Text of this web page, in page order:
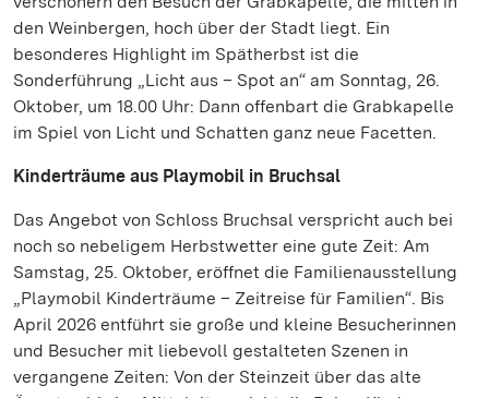
den Weinbergen, hoch über der Stadt liegt. Ein
besonderes Highlight im Spätherbst ist die
Sonderführung „Licht aus – Spot an“ am Sonntag, 26.
Oktober, um 18.00 Uhr: Dann offenbart die Grabkapelle
im Spiel von Licht und Schatten ganz neue Facetten.
Kinderträume aus Playmobil in Bruchsal
Das Angebot von Schloss Bruchsal verspricht auch bei
noch so nebeligem Herbstwetter eine gute Zeit: Am
Samstag, 25. Oktober, eröffnet die Familienausstellung
„Playmobil Kinderträume – Zeitreise für Familien“. Bis
April 2026 entführt sie große und kleine Besucherinnen
und Besucher mit liebevoll gestalteten Szenen in
vergangene Zeiten: Von der Steinzeit über das alte